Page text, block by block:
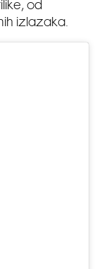
od
izlazaka.